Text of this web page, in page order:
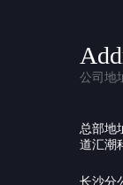
公司地
总部地
道汇潮
长沙分